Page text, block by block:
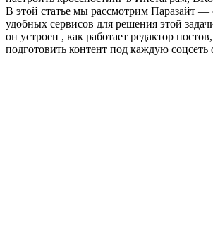
В этой статье мы рассмотрим Паразайт —
удобных сервисов для решения этой
он устроен , как работает редактор
подготовить контент под каждую соцсеть